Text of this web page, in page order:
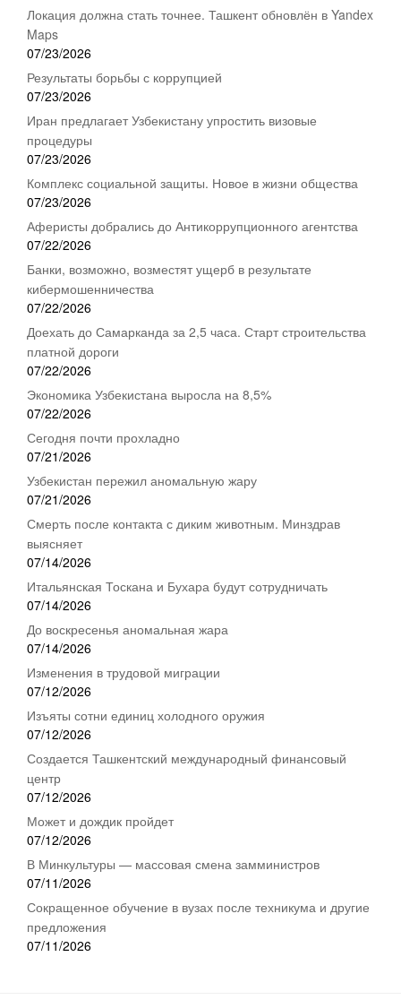
Локация должна стать точнее. Ташкент обновлён в Yandex
Maps
07/23/2026
Результаты борьбы с коррупцией
07/23/2026
Иран предлагает Узбекистану упростить визовые
процедуры
07/23/2026
Комплекс социальной защиты. Новое в жизни общества
07/23/2026
Аферисты добрались до Антикоррупционного агентства
07/22/2026
Банки, возможно, возместят ущерб в результате
кибермошенничества
07/22/2026
Доехать до Самарканда за 2,5 часа. Старт строительства
платной дороги
07/22/2026
Экономика Узбекистана выросла на 8,5%
07/22/2026
Сегодня почти прохладно
07/21/2026
Узбекистан пережил аномальную жару
07/21/2026
Смерть после контакта с диким животным. Минздрав
выясняет
07/14/2026
Итальянская Тоскана и Бухара будут сотрудничать
07/14/2026
До воскресенья аномальная жара
07/14/2026
Изменения в трудовой миграции
07/12/2026
Изъяты сотни единиц холодного оружия
07/12/2026
Создается Ташкентский международный финансовый
центр
07/12/2026
Может и дождик пройдет
07/12/2026
В Минкультуры — массовая смена замминистров
07/11/2026
Сокращенное обучение в вузах после техникума и другие
предложения
07/11/2026